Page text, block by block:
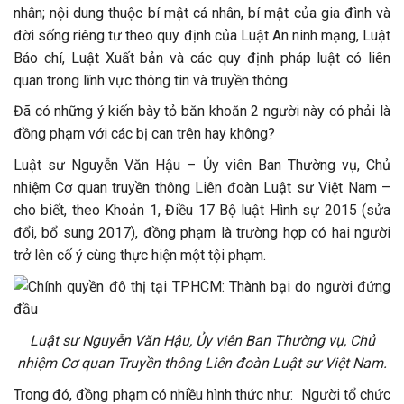
nhân; nội dung thuộc bí mật cá nhân, bí mật của gia đình và
đời sống riêng tư theo quy định của Luật An ninh mạng, Luật
Báo chí, Luật Xuất bản và các quy định pháp luật có liên
quan trong lĩnh vực thông tin và truyền thông.
Đã có những ý kiến bày tỏ băn khoăn 2 người này có phải là
đồng phạm với các bị can trên hay không?
Luật sư Nguyễn Văn Hậu – Ủy viên Ban Thường vụ, Chủ
nhiệm Cơ quan truyền thông Liên đoàn Luật sư Việt Nam –
cho biết, theo Khoản 1, Điều 17 Bộ luật Hình sự 2015 (sửa
đổi, bổ sung 2017), đồng phạm là trường hợp có hai người
trở lên cố ý cùng thực hiện một tội phạm.
Luật sư Nguyễn Văn Hậu, Ủy viên Ban Thường vụ, Chủ
nhiệm Cơ quan Truyền thông Liên đoàn Luật sư Việt Nam.
Trong đó, đồng phạm có nhiều hình thức như: Người tổ chức